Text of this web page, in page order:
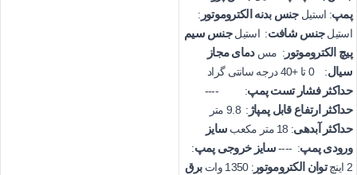
پمپ: استیلجنس بدنه الکتروموتور :
استیلجنس شافت: استیلجنس سیم
پیچ الکتروموتور : مسدمای مجاز
سیال: 0 تا +40 درجه سانتی گراد
حداکثر فشار تست پمپ: ----
حداکثر ارتفاع قابل پمپاژ : 9.8 متر
حداکثر آبدهی: 18 متر مکعب
سایز
ورودی پمپ: ----سایز خروجی پمپ:
2 اینچ
توان الکتروموتور : 1350 وات
برق